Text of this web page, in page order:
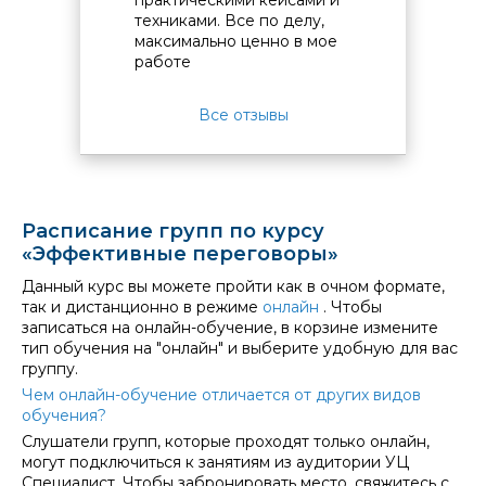
техниками. Все по делу,
максимально ценно в мое
работе
Все отзывы
Расписание групп по курсу
«Эффективные переговоры»
Данный курс вы можете пройти как в очном формате,
так и дистанционно в режиме онлайн . Чтобы
записаться на онлайн-обучение, в корзине измените
тип обучения на "онлайн" и выберите удобную для вас
группу.
Чем онлайн-обучение отличается от других видов
обучения?
Слушатели групп, которые проходят только онлайн,
могут подключиться к занятиям из аудитории УЦ